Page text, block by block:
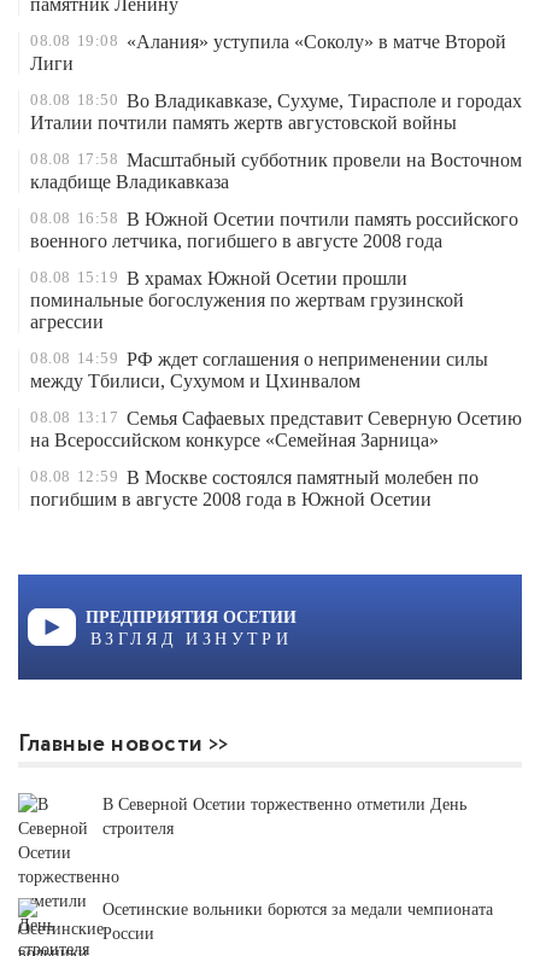
08.08 19:08 «Алания» уступила «Соколу» в матче Второй
Лиги
08.08 18:50 Во Владикавказе, Сухуме, Тирасполе и городах
Италии почтили память жертв августовской войны
08.08 17:58 Масштабный субботник провели на Восточном
кладбище Владикавказа
08.08 16:58 В Южной Осетии почтили память российского
военного летчика, погибшего в августе 2008 года
08.08 15:19 В храмах Южной Осетии прошли
поминальные богослужения по жертвам грузинской
агрессии
08.08 14:59 РФ ждет соглашения о неприменении силы
между Тбилиси, Сухумом и Цхинвалом
08.08 13:17 Семья Сафаевых представит Северную Осетию
на Всероссийском конкурсе «Семейная Зарница»
08.08 12:59 В Москве состоялся памятный молебен по
погибшим в августе 2008 года в Южной Осетии
ПРЕДПРИЯТИЯ ОСЕТИИ
ВЗГЛЯД ИЗНУТРИ
Главные новости
В Северной Осетии торжественно отметили День
строителя
Осетинские вольники борются за медали чемпионата
России